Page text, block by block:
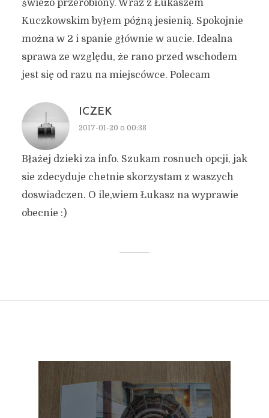
świeżo przerobiony. Wraz z Łukaszem
Kuczkowskim byłem późną jesienią. Spokojnie
można w 2 i spanie głównie w aucie. Idealna
sprawa ze względu, że rano przed wschodem
jest się od razu na miejscówce. Polecam
ICZEK
2017-01-20 o 00:38
Błażej dzieki za info. Szukam rosnuch opcji, jak
sie zdecyduje chetnie skorzystam z waszych
doswiadczen. O ile,wiem Łukasz na wyprawie
obecnie :)